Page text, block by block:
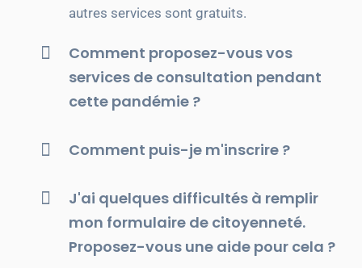
autres services sont gratuits.
Comment proposez-vous vos
services de consultation pendant
cette pandémie ?
Comment puis-je m'inscrire ?
J'ai quelques difficultés à remplir
mon formulaire de citoyenneté.
Proposez-vous une aide pour cela ?